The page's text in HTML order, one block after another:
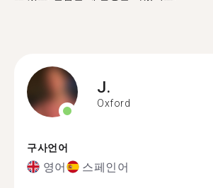
J.
Oxford
구사언어
영어 스페인어